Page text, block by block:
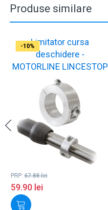
Produse similare
-12%Limitator cursa
deschidere -
MOTORLINE LINCESTOP
PRP: 67.88lei
59.90 lei
-10%
-10%
-11%
-10%
-11%
-9%
-10%
-11%
-10%